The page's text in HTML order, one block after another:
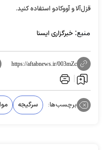
قزل‌آلا و آووکادو استفاده کنید.
منبع: خبرگزاری ایسنا
https://aftabnews.ir/003mZc
برچسب‌ها: سرگیجه